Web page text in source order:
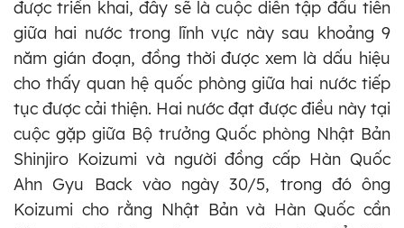
được triển khai, đây sẽ là cuộc diễn tập đầu tiên
giữa hai nước trong lĩnh vực này sau khoảng 9
năm gián đoạn, đồng thời được xem là dấu hiệu
cho thấy quan hệ quốc phòng giữa hai nước tiếp
tục được cải thiện. Hai nước đạt được điều này tại
cuộc gặp giữa Bộ trưởng Quốc phòng Nhật Bản
Shinjiro Koizumi và người đồng cấp Hàn Quốc
Ahn Gyu Back vào ngày 30/5, trong đó ông
Koizumi cho rằng Nhật Bản và Hàn Quốc cần